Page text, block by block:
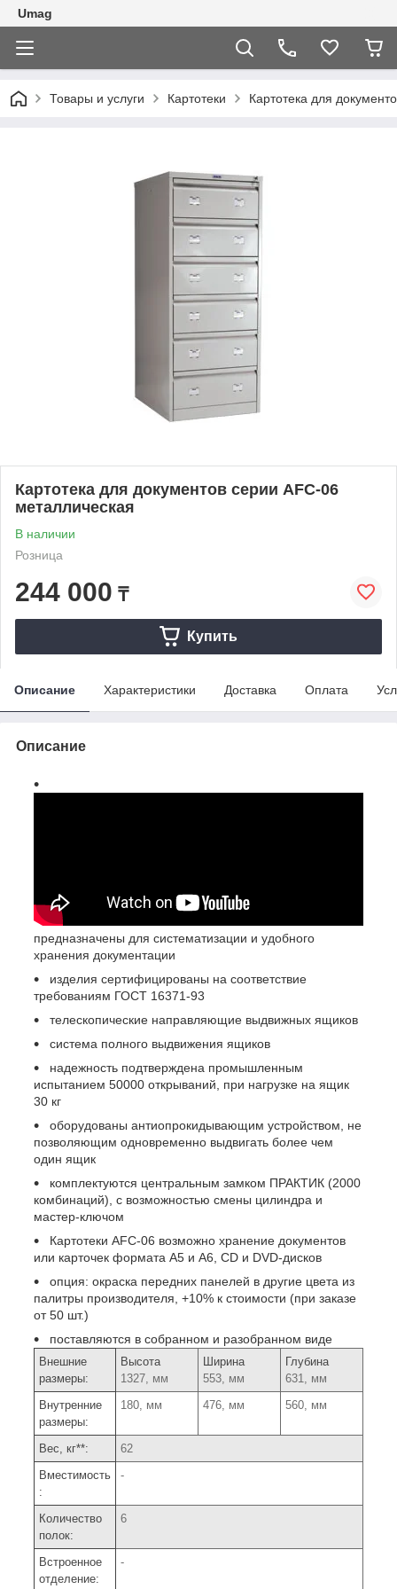
Umag
Товары и услуги Картотеки Картотека для
Картотека для документов серии AFC-06
металлическая
В наличии
Розница
244 000 ₸
Купить
Описание Характеристики Доставка Оплата
Описание
предназначены для систематизации и удобного
хранения документации
изделия сертифицированы на соответствие
требованиям ГОСТ 16371-93
телескопические направляющие выдвижных ящиков
система полного выдвижения ящиков
надежность подтверждена промышленным
испытанием 50000 открываний, при нагрузке на ящик
30 кг
оборудованы антиопрокидывающим устройством, не
позволяющим одновременно выдвигать более чем
один ящик
комплектуются центральным замком ПРАКТИК (2000
комбинаций), с возможностью смены цилиндра и
мастер-ключом
Картотеки AFC-06 возможно хранение документов
или карточек формата А5 и А6, CD и DVD-дисков
опция: окраска передних панелей в другие цвета из
палитры производителя, +10% к стоимости (при заказе
от 50 шт.)
поставляются в собранном и разобранном виде
Внешние
размеры:
Высота
1327, мм
Ширина
553, мм
Глубина
631, мм
Внутренние
размеры:
180, мм 476, мм 560, мм
Вес, кг**:
62
Вместимость
:
-
Количество
полок:
6
Встроенное
отделение:
-